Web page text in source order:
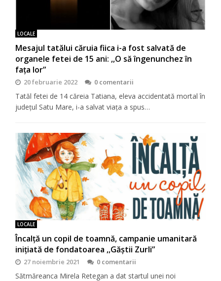
LOCALE
Mesajul tatălui căruia fiica i-a fost salvată de
organele fetei de 15 ani: ,,O să îngenunchez în
faţa lor”
20 februarie 2022 0 comentarii
Tatăl fetei de 14 căreia Tatiana, eleva accidentată mortal în
județul Satu Mare, i-a salvat viaţa a spus…
LOCALE
Încalță un copil de toamnă, campanie umanitară
inițiată de fondatoarea ,,Găștii Zurli”
27 noiembrie 2021 0 comentarii
Sătmăreanca Mirela Retegan a dat startul unei noi